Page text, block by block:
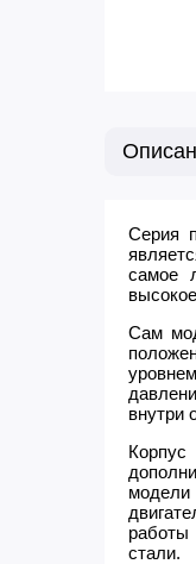
Серия
самое
Сам
внутри
работы
стали.